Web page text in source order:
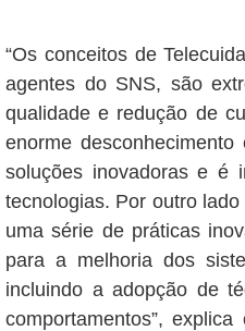
“Os conceitos de
agentes do SNS, são
qualidade e redução de
enorme
soluções inovadoras e é
tecnologias. Por outro
uma série de práticas
para a melhoria dos
incluindo a adopção de
comportamentos”,